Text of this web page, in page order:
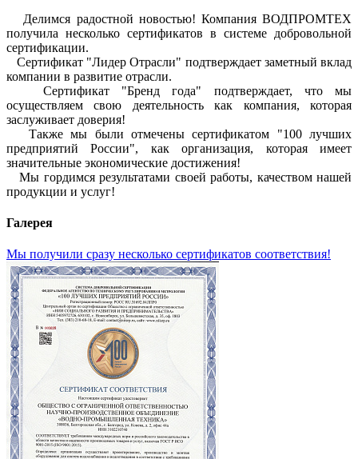
Делимся радостной новостью! Компания ВОДПРОМТЕХ
получила несколько сертификатов в системе добровольной
сертификации.
Сертификат "Лидер Отрасли" подтверждает заметный вклад
компании в развитие отрасли.
Сертификат "Бренд года" подтверждает, что мы
осуществляем свою деятельность как компания, которая
заслуживает доверия!
Также мы были отмечены сертификатом "100 лучших
предприятий России", как организация, которая имеет
значительные экономические достижения!
Мы гордимся результатами своей работы, качеством нашей
продукции и услуг!
Галерея
Мы получили сразу несколько сертификатов соответствия!